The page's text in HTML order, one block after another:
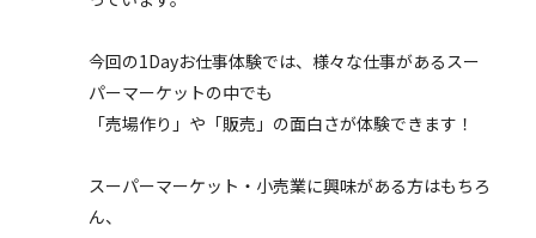
今回の1Dayお仕事体験では、様々な仕事があるスー
パーマーケットの中でも
「売場作り」や「販売」の面白さが体験できます！
スーパーマーケット・小売業に興味がある方はもちろ
ん、